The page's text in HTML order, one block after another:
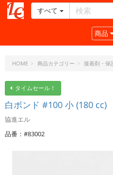
ー
ラ
ト・
ド
ッ
ト・
ジ
ェ
すべて
商品
HOME 商品カテゴリー 接着剤・保
タイムセール！
白ボンド #100 小 (180 cc)
協進エル
品番：#83002